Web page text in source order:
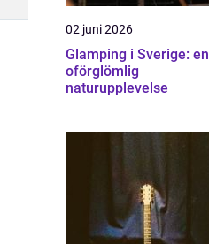
02 juni 2026
Glamping i Sverige: en
oförglömlig
naturupplevelse